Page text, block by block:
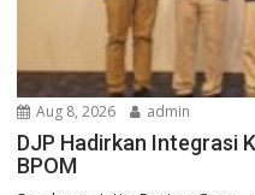
Aug 8, 2026 admin
DJP Hadirkan Integrasi
BPOM